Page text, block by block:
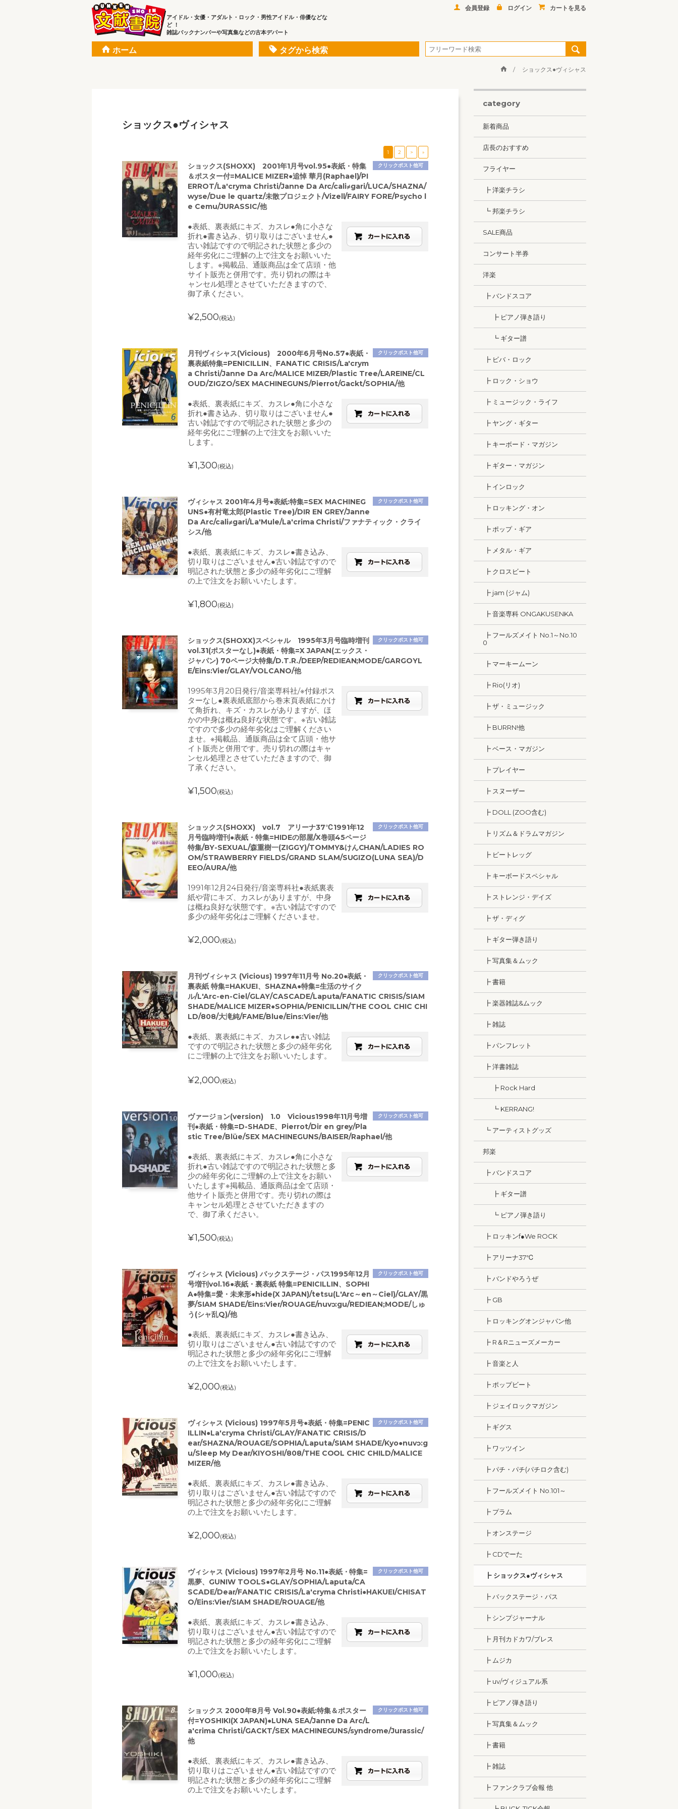
アイドル・女優・アダルト・ロック・男性アイドル・俳優などな
ど ！
雑誌バックナンバーや写真集などの古本デパート
会員登録 ログイン カートを見る
ホーム タグから検索
ショックス●ヴィシャス
ショックス●ヴィシャス
1 2 > »
クリックポスト他可
ショックス(SHOXX) 2001年1月号vol.95●表紙・特集
＆ポスター付=MALICE MIZER●追悼 華月(Raphael)/PI
ERROT/La'cryma Christi/Janne Da Arc/cali≠gari/LUCA/SHAZNA/
wyse/Due le quartz/未散プロジェクト/Vizell/FAIRY FORE/Psycho l
e Cemu/JURASSIC/他
●表紙、裏表紙にキズ、カスレ●角に小さな
折れ●書き込み、切り取りはございません●
古い雑誌ですので明記された状態と多少の
経年劣化にご理解の上で注文をお願いいた
します。※掲載品、通販商品は全て店頭・他
サイト販売と併用です。売り切れの際はキ
ャンセル処理とさせていただきますので、
御了承ください。
¥2,500(税込)
クリックポスト他可
月刊ヴィシャス(Vicious) 2000年6月号No.57●表紙・
裏表紙特集=PENICILLIN、FANATIC CRISIS/La'crym
a Christi/Janne Da Arc/MALICE MIZER/Plastic Tree/LAREINE/CL
OUD/ZIGZO/SEX MACHINEGUNS/Pierrot/Gackt/SOPHIA/他
●表紙、裏表紙にキズ、カスレ●角に小さな
折れ●書き込み、切り取りはございません●
古い雑誌ですので明記された状態と多少の
経年劣化にご理解の上で注文をお願いいた
します。
¥1,300(税込)
クリックポスト他可
ヴィシャス 2001年4月号●表紙:特集=SEX MACHINEG
UNS●有村竜太郎(Plastic Tree)/DIR EN GREY/Janne
Da Arc/cali≠gari/La'Mule/La'crima Christi/ファナティック・クライ
シス/他
●表紙、裏表紙にキズ、カスレ●書き込み、
切り取りはございません●古い雑誌ですので
明記された状態と多少の経年劣化にご理解
の上で注文をお願いいたします。
¥1,800(税込)
クリックポスト他可
ショックス(SHOXX)スペシャル 1995年3月号臨時増刊
vol.31(ポスターなし)●表紙・特集=X JAPAN(エックス・
ジャパン) 70ページ大特集/D.T.R./DEEP/REDIEAN;MODE/GARGOYL
E/Eins:Vier/GLAY/VOLCANO/他
1995年3月20日発行/音楽専科社/※付録ポス
ターなし●裏表紙底部から巻末頁表紙にかけ
て角折れ、キズ・カスレがありますが、ほ
かの中身は概ね良好な状態です。※古い雑誌
ですので多少の経年劣化はご理解ください
ませ。※掲載品、通販商品は全て店頭・他サ
イト販売と併用です。売り切れの際はキャ
ンセル処理とさせていただきますので、御
了承ください。
¥1,500(税込)
クリックポスト他可
ショックス(SHOXX) vol.7 アリーナ37℃1991年12
月号臨時増刊●表紙・特集=HIDEの部屋/X巻頭45ページ
特集/BY-SEXUAL/森重樹一(ZIGGY)/TOMMY&けんCHAN/LADIES RO
OM/STRAWBERRY FIELDS/GRAND SLAM/SUGIZO(LUNA SEA)/D
EEO/AURA/他
1991年12月24日発行/音楽専科社●表紙裏表
紙や背にキズ、カスレがありますが、中身
は概ね良好な状態です。※古い雑誌ですので
多少の経年劣化はご理解くださいませ。
¥2,000(税込)
クリックポスト他可
月刊ヴィシャス (Vicious) 1997年11月号 No.20●表紙・
裏表紙 特集=HAKUEI、SHAZNA●特集=生活のサイク
ル/L'Arc-en-Ciel/GLAY/CASCADE/Laputa/FANATIC CRISIS/SIAM
SHADE/MALICE MIZER●SOPHIA/PENICILLIN/THE COOL CHIC CHI
LD/808/大滝純/FAME/Blue/Eins:Vier/他
●表紙、裏表紙にキズ、カスレ●●古い雑誌
ですので明記された状態と多少の経年劣化
にご理解の上で注文をお願いいたします。
¥2,000(税込)
クリックポスト他可
ヴァージョン(version) 1.0 Vicious1998年11月号増
刊●表紙・特集=D-SHADE、Pierrot/Dir en grey/Pla
stic Tree/Blüe/SEX MACHINEGUNS/BAISER/Raphael/他
●表紙、裏表紙にキズ、カスレ●角に小さな
折れ●古い雑誌ですので明記された状態と多
少の経年劣化にご理解の上で注文をお願い
いたします※掲載品、通販商品は全て店頭・
他サイト販売と併用です。売り切れの際は
キャンセル処理とさせていただきますの
で、御了承ください。
¥1,500(税込)
クリックポスト他可
ヴィシャス (Vicious) バックステージ・パス1995年12月
号増刊vol.16●表紙・裏表紙 特集=PENICILLIN、SOPHI
A●特集=愛・未来形●hide(X JAPAN)/tetsu(L'Arc～en～Ciel)/GLAY/黒
夢/SIAM SHADE/Eins:Vier/ROUAGE/nuvɔ:gu/REDIEAN;MODE/しゅ
う(シャ乱Q)/他
●表紙、裏表紙にキズ、カスレ●書き込み、
切り取りはございません●古い雑誌ですので
明記された状態と多少の経年劣化にご理解
の上で注文をお願いいたします。
¥2,000(税込)
クリックポスト他可
ヴィシャス (Vicious) 1997年5月号●表紙・特集=PENIC
ILLIN●La'cryma Christi/GLAY/FANATIC CRISIS/D
ear/SHAZNA/ROUAGE/SOPHIA/Laputa/SIAM SHADE/Kyo●nuvɔ:g
u/Sleep My Dear/KIYOSHI/808/THE COOL CHIC CHILD/MALICE
MIZER/他
●表紙、裏表紙にキズ、カスレ●書き込み、
切り取りはございません●古い雑誌ですので
明記された状態と多少の経年劣化にご理解
の上で注文をお願いいたします。
¥2,000(税込)
クリックポスト他可
ヴィシャス (Vicious) 1997年2月号 No.11●表紙・特集=
黒夢、GUNIW TOOLS●GLAY/SOPHIA/Laputa/CA
SCADE/Dear/FANATIC CRISIS/La'cryma Christi●HAKUEI/CHISAT
O/Eins:Vier/SIAM SHADE/ROUAGE/他
●表紙、裏表紙にキズ、カスレ●書き込み、
切り取りはございません●古い雑誌ですので
明記された状態と多少の経年劣化にご理解
の上で注文をお願いいたします。
¥1,000(税込)
クリックポスト他可
ショックス 2000年8月号 Vol.90●表紙:特集＆ポスター
付=YOSHIKI(X JAPAN)●LUNA SEA/Janne Da Arc/L
a'crima Christi/GACKT/SEX MACHINEGUNS/syndrome/Jurassic/
他
●表紙、裏表紙にキズ、カスレ●書き込み、
切り取りはございません●古い雑誌ですので
明記された状態と多少の経年劣化にご理解
の上で注文をお願いいたします。
category
新着商品
店長のおすすめ
フライヤー
┣ 洋楽チラシ
┗ 邦楽チラシ
SALE商品
コンサート半券
洋楽
┣ バンドスコア
┣ ピアノ弾き語り
┗ ギター譜
┣ ビバ・ロック
┣ ロック・ショウ
┣ ミュージック・ライフ
┣ ヤング・ギター
┣ キーボード・マガジン
┣ ギター・マガジン
┣ インロック
┣ ロッキング・オン
┣ ポップ・ギア
┣ メタル・ギア
┣ クロスビート
┣ jam (ジャム)
┣ 音楽専科 ONGAKUSENKA
┣ フールズメイト No.1～No.10
0
┣ マーキームーン
┣ Rio(リオ)
┣ ザ・ミュージック
┣ BURRN!他
┣ ベース・マガジン
┣ プレイヤー
┣ スヌーザー
┣ DOLL (ZOO含む)
┣ リズム＆ドラムマガジン
┣ ビートレッグ
┣ キーボードスペシャル
┣ ストレンジ・デイズ
┣ ザ・ディグ
┣ ギター弾き語り
┣ 写真集＆ムック
┣ 書籍
┣ 楽器雑誌&ムック
┣ 雑誌
┣ パンフレット
┣ 洋書雑誌
┣ Rock Hard
┗ KERRANG!
┗ アーティストグッズ
邦楽
┣ バンドスコア
┣ ギター譜
┗ ピアノ弾き語り
┣ ロッキンf●We ROCK
┣ アリーナ37℃
┣ バンドやろうぜ
┣ GB
┣ ロッキングオンジャパン他
┣ R＆Rニューズメーカー
┣ 音楽と人
┣ ポップビート
┣ ジェイロックマガジン
┣ ギグス
┣ ワッツイン
┣ パチ・パチ(パチロク含む)
┣ フールズメイト No.101～
┣ プラム
┣ オンステージ
┣ CDでーた
┣ ショックス●ヴィシャス
┣ バックステージ・パス
┣ シンプジャーナル
┣ 月刊カドカワ/ブレス
┣ ムジカ
┣ uv/ヴィジュアル系
┣ ピアノ弾き語り
┣ 写真集＆ムック
┣ 書籍
┣ 雑誌
┣ ファンクラブ会報 他